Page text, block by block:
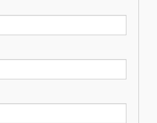
novas tecnologias em